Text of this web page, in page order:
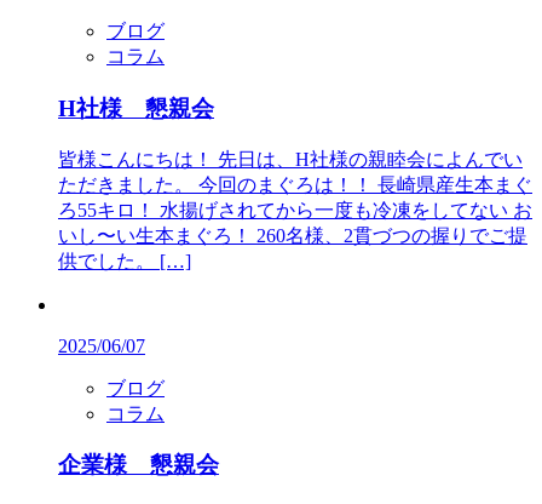
ブログ
コラム
H社様 懇親会
皆様こんにちは！ 先日は、H社様の親睦会によんでい
ただきました。 今回のまぐろは！！ 長崎県産生本まぐ
ろ55キロ！ 水揚げされてから一度も冷凍をしてない お
いし〜い生本まぐろ！ 260名様、2貫づつの握りでご提
供でした。 […]
2025/06/07
ブログ
コラム
企業様 懇親会